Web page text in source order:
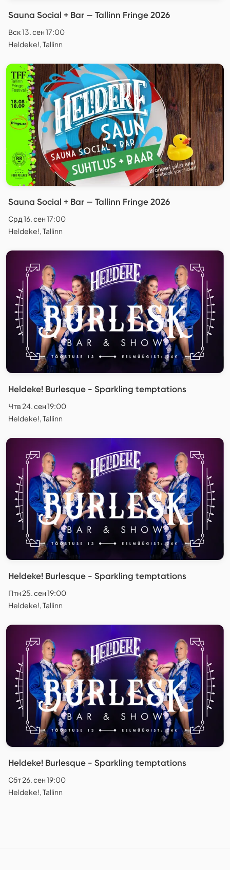
Sauna Social + Bar — Tallinn Fringe 2026
Вск 13. сен 17:00
Heldeke!, Tallinn
Sauna Social + Bar — Tallinn Fringe 2026
Срд 16. сен 17:00
Heldeke!, Tallinn
Heldeke! Burlesque - Sparkling temptations
Чтв 24. сен 19:00
Heldeke!, Tallinn
Heldeke! Burlesque - Sparkling temptations
Птн 25. сен 19:00
Heldeke!, Tallinn
Heldeke! Burlesque - Sparkling temptations
Сбт 26. сен 19:00
Heldeke!, Tallinn